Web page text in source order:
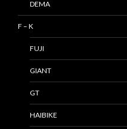
DEMA
F – K
FUJI
GIANT
GT
HAIBIKE